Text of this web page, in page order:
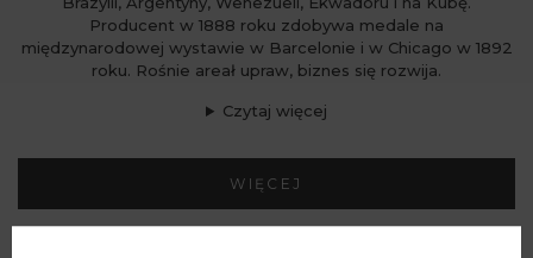
Producent w 1888 roku zdobywa medale na
międzynarodowej wystawie w Barcelonie i w Chicago w 1892
roku. Rośnie areał upraw, biznes się rozwija.
Czytaj więcej
WIĘCEJ